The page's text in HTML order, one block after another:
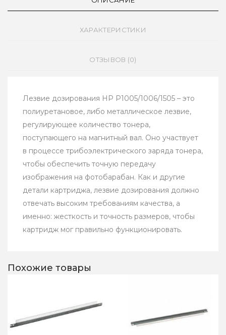
ХАРАКТЕРИСТИКИ
ОТЗЫВОВ (0)
Лезвие дозирования HP P1005/1006/1505 – это
полиуретановое, либо металлическое лезвие,
регулирующее количество тонера,
поступающего на магнитный вал. Оно участвует
в процессе трибоэлектрического заряда тонера,
чтобы обеспечить точную передачу
изображения на фотобарабан. Как и другие
детали картриджа, лезвие дозирования должно
отвечать высоким требованиям качества, а
именно: жесткость и точность размеров, чтобы
картридж мог правильно функционировать.
Похожие товары